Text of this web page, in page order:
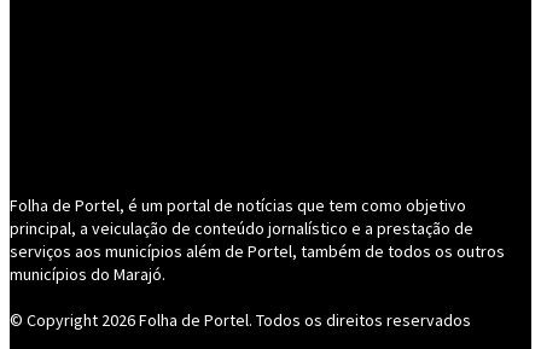
Folha de Portel, é um portal de notícias que tem como objetivo
principal, a veiculação de conteúdo jornalístico e a prestação de
serviços aos municípios além de Portel, também de todos os outros
municípios do Marajó.
© Copyright 2026Folha de Portel. Todos os direitos reservados